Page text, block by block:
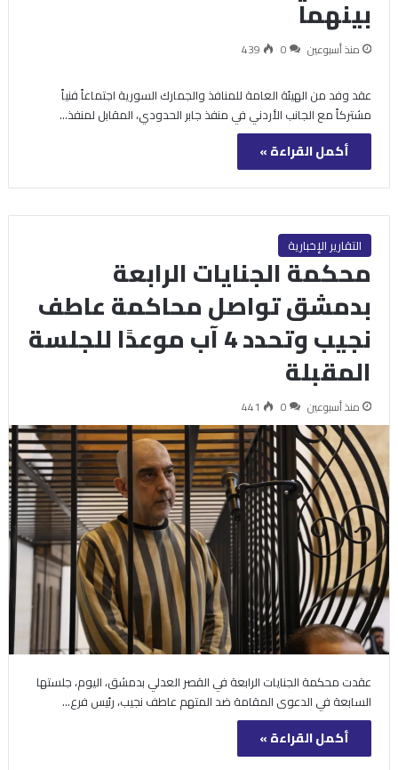
بينهما
منذ أسبوعين 0
439
عقد وفد من الهيئة العامة للمنافذ والجمارك السورية اجتماعاً فنياً
مشتركاً مع الجانب الأردني في منفذ جابر الحدودي، المقابل لمنفذ…
أكمل القراءة »
التقارير الإخبارية
محكمة الجنايات الرابعة
بدمشق تواصل محاكمة عاطف
نجيب وتحدد 4 آب موعدًا للجلسة
المقبلة
منذ أسبوعين 0
441
عقدت محكمة الجنايات الرابعة في القصر العدلي بدمشق، اليوم، جلستها
السابعة في الدعوى المقامة ضد المتهم عاطف نجيب، رئيس فرع…
أكمل القراءة »